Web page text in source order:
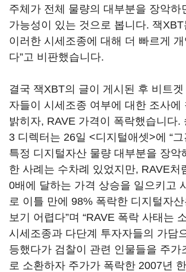
주체가 전체 물량의 대부분을 장악하
가능성이 있는 것으로 봅니다. 잭XBT
이러한 시세조종에 대해 더 빠르게
다”고 비판했습니다.
결국 잭XBT의 글이 게시된 후 비트겟
자들이 시세조종 여부에 대한 조사에
밝히자, RAVE 가격이 폭락했습니다.
3 디렉터는 26일 <디지털애셋>에 “그
특정 디지털자산 물량 대부분을 장악
한 사례는 수차례 있었지만, RAVE처
0배에 달하는 가격 상승을 일으키고
로 이틀 만에 98% 폭락한 디지털자
보기 어렵다”며 “RAVE 폭락 사태는
시세조종과 다단계 투자자들의 가담
등했다가 검찰이 관련 인물들을 주가
로 소환하자 주가가 폭락한 2007년